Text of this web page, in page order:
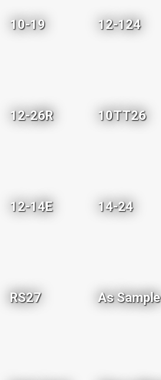
10-19 12-124
12-26R 10TT26
12-14E 14-24
RS27 As Sample